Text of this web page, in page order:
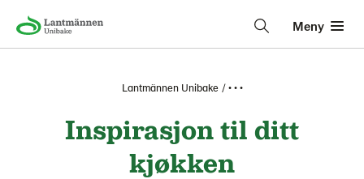
Meny
Lantmännen Unibake • • •
Inspirasjon til ditt
kjøkken